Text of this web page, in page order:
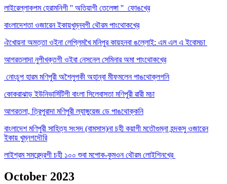
লাইরেল্লাকপম হেরামনিগী '' অতিয়াগী তেলেঙ্গা '' ফোঙখ্রে
বাংলাদেশতা ওজারেন ইকায়খুম্নবগী থৌরম পাংথোকখ্রে
ঐখোয়না অমত্তা ওইনা লেপ্লিমখৈ মনিপুর কায়হনবা ঙল্লোই: এম এল এ ইবোমচা
আগরতলাদা নুপীখক্তগী ওইবা নেসনেল সেমিনার অমা পাংথোকখ্রে
নোংচুপ হারম মণিপুরী অশৈলুপকী অহান্বা মীফমলেন পাঙথোক্লগনি
কোকরাঝাড় ইউনিভার্সিটিগী বাংলা সিলেবাসতা মণিপুরী ৱারী মচা
আগরতলা, ত্রিপুরাদা মণিপুরী ল্যাঙ্গুয়েজ ডে পাঙথোক্কনি
বাংলাদেশ মণিপুরী সাহিত্য সংসদ (বামসাস)না চহী কয়াগী মতৌগুম্না হন্দকসু ওজারেন
ইকায় খুম্নগদৌরি
লাইশ্রম সমরেন্দ্রগী চহী ১০০ শুবা মপোক-কুমওন থৌরম লোইশিনখ্রে
October 2023